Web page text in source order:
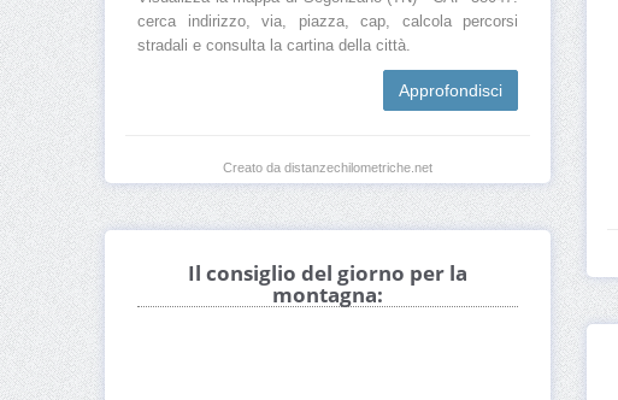
cerca indirizzo, via, piazza, cap, calcola percorsi
stradali e consulta la cartina della città.
Approfondisci
Creato da distanzechilometriche.net
Il consiglio del giorno per la
montagna: